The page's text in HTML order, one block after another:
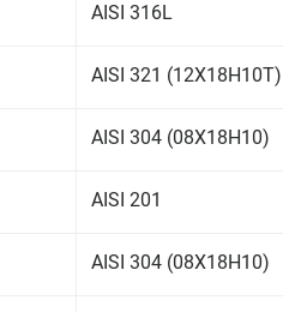
AISI 316L
AISI 321 (12Х18Н10Т)
AISI 304 (08Х18Н10)
AISI 201
AISI 304 (08Х18Н10)